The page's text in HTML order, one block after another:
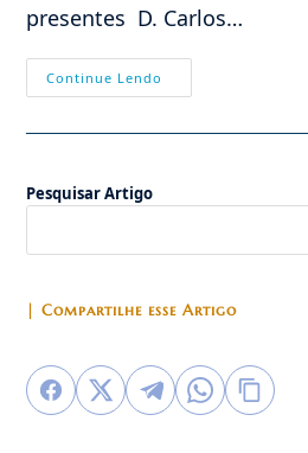
presentes D. Carlos…
Continue Lendo
“Bioética
Mulher
Filhos”
Pesquisar Artigo
| Compartilhe esse Artigo